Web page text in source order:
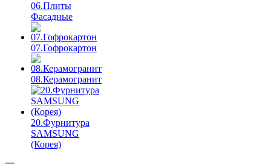
06.Плиты
Фасадные
07.Гофрокартон
08.Керамогранит
20.Фурнитура
SAMSUNG
(Корея)